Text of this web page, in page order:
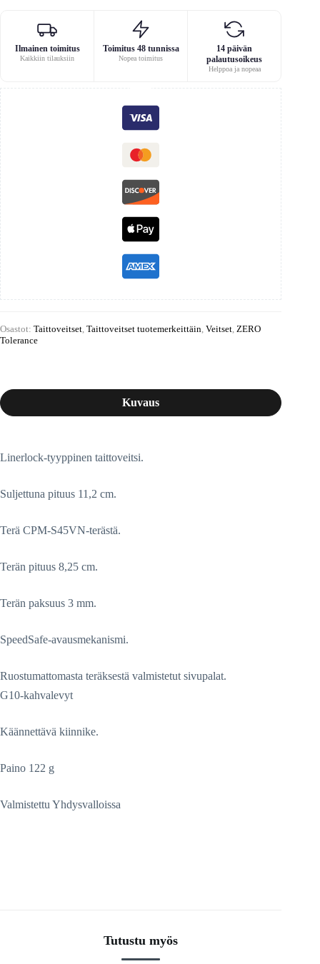
Ilmainen toimitus
Kaikkiin tilauksiin
Toimitus 48 tunnissa
Nopea toimitus
14 päivän
palautusoikeus
Helppoa ja nopeaa
Osastot: Taittoveitset, Taittoveitset tuotemerkeittäin, Veitset, ZERO
Tolerance
Kuvaus
Linerlock-tyyppinen taittoveitsi.
Suljettuna pituus 11,2 cm.
Terä CPM-S45VN-terästä.
Terän pituus 8,25 cm.
Terän paksuus 3 mm.
SpeedSafe-avausmekanismi.
Ruostumattomasta teräksestä valmistetut sivupalat.
G10-kahvalevyt
Käännettävä kiinnike.
Paino 122 g
Valmistettu Yhdysvalloissa
Tutustu myös